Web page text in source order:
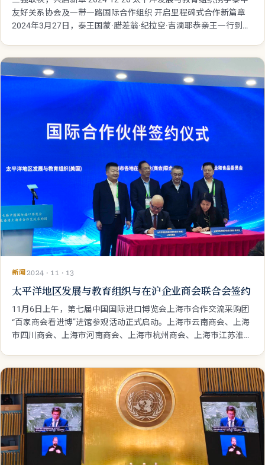
友好关系协会及一带一路国际合作组织 开启里程碑式合作新篇章
2024年3月27日，泰王国蒙·腊差翁·纪拉空·吉滴耶恭亲王一行到访
新闻 2024 · 11 · 13
太平洋地区发展与教育组织与在沪企业商会联合会签约
11月6日上午，第七届中国国际进口博览会上海市合作交流采购团
“百家商会看进博”进馆参观活动正式启动。上海市云南商会、上海
市四川商会、上海市河南商会、上海市杭州商会、上海市江苏淮安